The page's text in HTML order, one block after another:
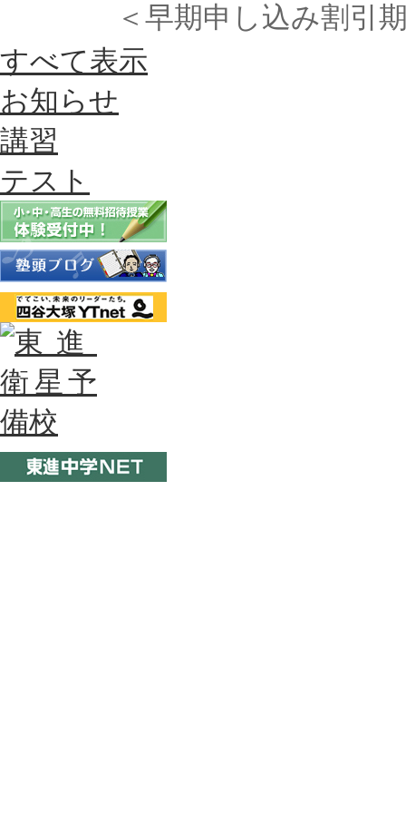
＜早期申し込み割引期
すべて表示
お知らせ
講習
テスト